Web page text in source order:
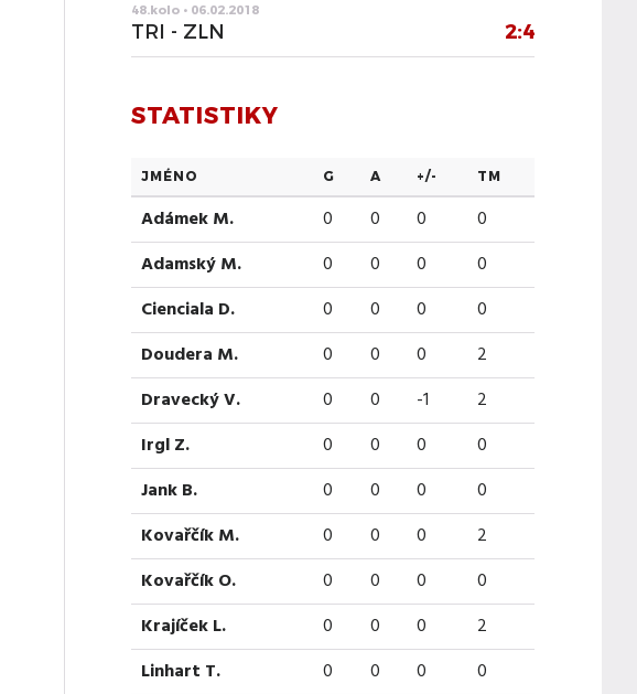
48.kolo • 06.02.2018
TRI - ZLN 2:4
STATISTIKY
JMÉNO G A +/- TM
Adámek M. 0 0 0
0
Adamský M.
0 0 0
0
Cienciala D.
0 0 0
0
Doudera M.
0 0 0
2
Dravecký V.
0 0 -1
2
Irgl Z.
0 0 0
0
Jank B.
0 0 0
0
Kovařčík M.
0 0 0
2
Kovařčík O.
0 0 0
0
Krajíček L.
0 0 0
2
Linhart T.
0 0 0
0